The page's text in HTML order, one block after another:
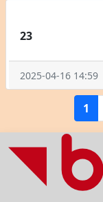
23
2025-04-16 14:59
1